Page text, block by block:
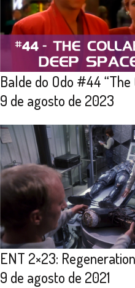
Balde do Odo #44
9 de agosto de 2023
ENT 2×23: Regeneration
9 de agosto de 2021